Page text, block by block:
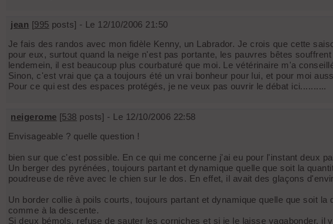
jean [995 posts] - Le 12/10/2006 21:50
Je fais des randos avec mon fidèle Kenny, un Labrador. Je crois que cette
pour eux, surtout quand la neige n'est pas portante, les pauvres bêtes
lendemein, il est beaucoup plus courbaturé que moi. Le vétérinaire m'a
Sinon, c'est vrai que ça a toujours été un vrai bonheur pour lui, et pour moi
Pour ce qui est des espaces protégés, je ne veux pas ouvrir le débat ici..........
neigerome [538 posts] - Le 12/10/2006 22:58
Envisageable ? quelle question !
bien sur que c'est possible. En ce qui me concerne j'ai eu pour l'instant deux
Un berger des pyrénées, toujours partant et dynamique quelle que soit la
poudreuse de rêve avec le chien sur le dos. En effet, il avait des glaçons
Un border collie à poils courts, toujours partant et dynamique quelle que soit
comme à la descente.
Si deux bémols, refuse de sauter les corniches et si je le laisse vagabonder, il